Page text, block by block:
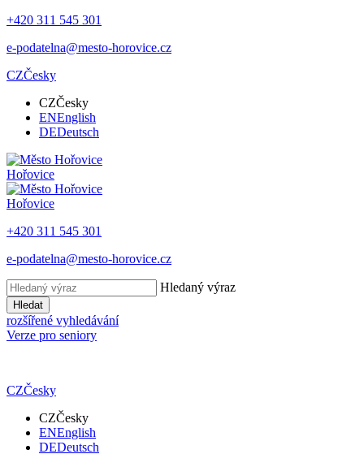
+420 311 545 301
e-podatelna@mesto-horovice.cz
CZČesky
CZČesky
ENEnglish
DEDeutsch
Hořovice
Hořovice
+420 311 545 301
e-podatelna@mesto-horovice.cz
Hledaný výraz
Hledat
rozšířené vyhledávání
Verze pro seniory
CZČesky
CZČesky
ENEnglish
DEDeutsch